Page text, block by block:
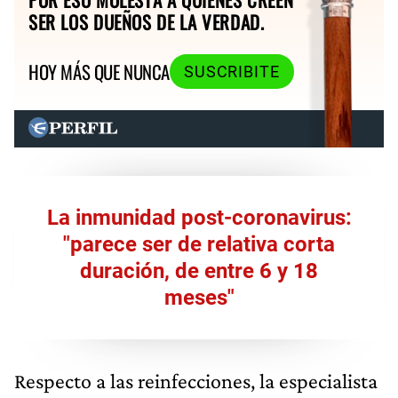
SER LOS DUEÑOS DE LA VERDAD.
HOY MÁS QUE NUNCA
SUSCRIBITE
La inmunidad post-coronavirus:
"parece ser de relativa corta
duración, de entre 6 y 18
meses"
Respecto a las reinfecciones, la especialista